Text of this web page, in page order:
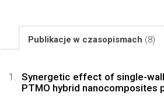
Publikacje w czasopismach (8)
Synergetic effect of single-
PTMO hybrid nanocomposites